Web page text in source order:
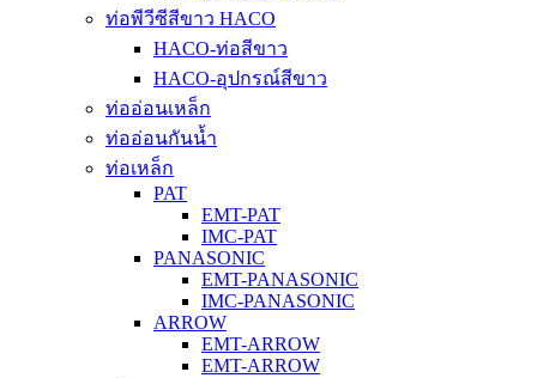
ท่อพีวีซีสีขาว HACO
HACO-ท่อสีขาว
HACO-อุปกรณ์สีขาว
ท่ออ่อนเหล็ก
ท่ออ่อนกันน้ำ
ท่อเหล็ก
PAT
EMT-PAT
IMC-PAT
PANASONIC
EMT-PANASONIC
IMC-PANASONIC
ARROW
EMT-ARROW
EMT-ARROW